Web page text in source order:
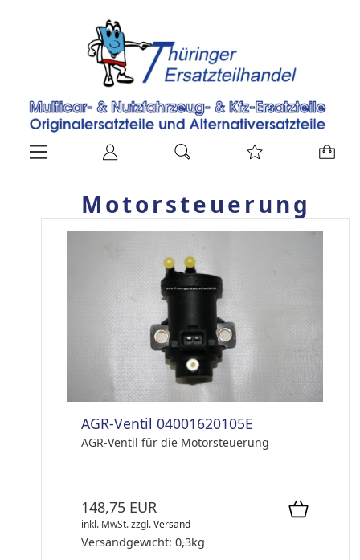
Motorsteuerung
AGR-Ventil 04001620105E
AGR-Ventil für die Motorsteuerung
148,75 EUR
inkl. MwSt.zzgl.Versand
Versandgewicht: 0,3kg